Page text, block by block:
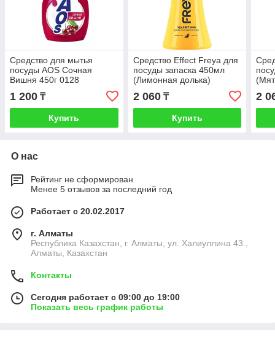
Средство для мытья
посуды AOS Сочная
Вишня 450г 0128
1 200 ₸
Купить
Средство Effect Freya для
посуды запаска 450мл
(Лимонная долька)
2 060₸
Купить
2
О нас
Рейтинг не сформирован
Менее 5 отзывов за последний год
Работает с 20.02.2017
г. Алматы
Республика Казахстан, г. Алматы, ул. Халиуллина 43.,
Алматы, Казахстан
Контакты
Сегодня работает с 09:00 до 19:00
Показать весь график работы